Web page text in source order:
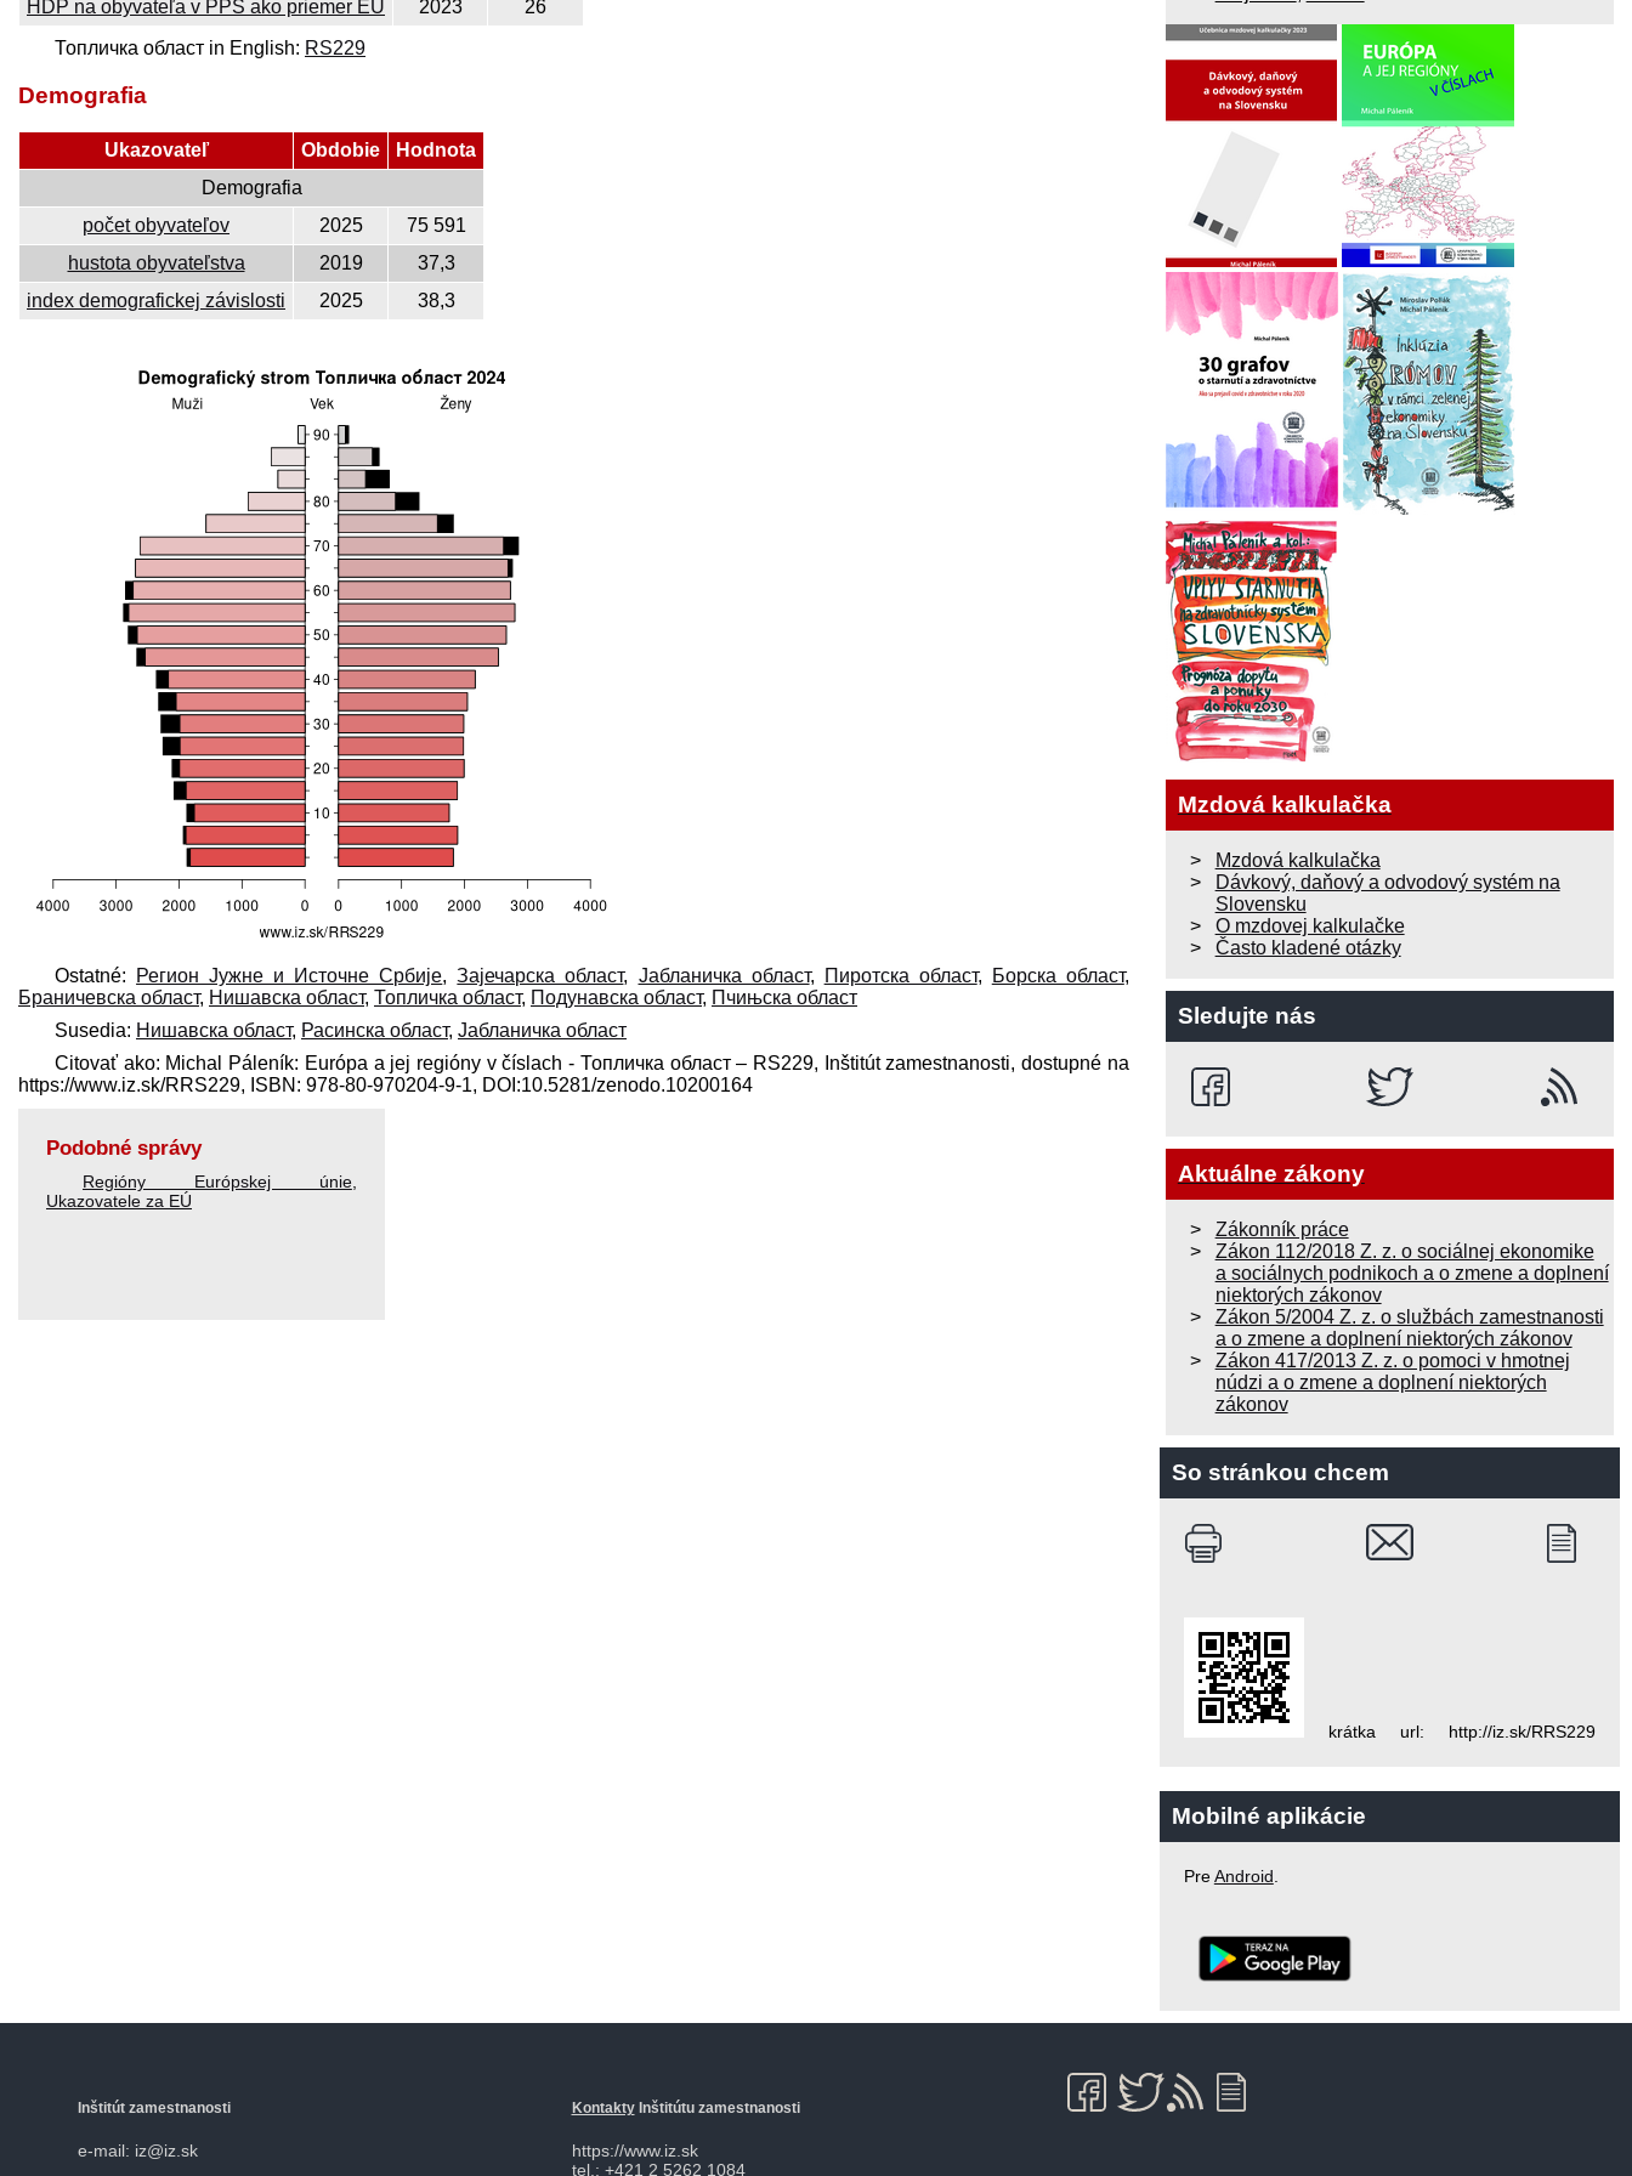
HDP na obyvateľa v PPS ako priemer EÚ 2023
26
Топличка област in English: RS229
Demografia
Ukazovateľ Obdobie
Hodnota
Demografia
počet obyvateľov
2025
75 591
hustota obyvateľstva
2019
37,3
index demografickej závislosti
2025 38,3
Ostatné: Регион Јужне и Источне Србије,Зајечарска област, Јабланичка област, Пиротска област, Борска област,
Браничевска област, Нишавска област, Топличка област, Подунавска област, Пчињска област
Susedia: Нишавска област, Расинска област, Јабланичка област
Citovať ako: Michal Páleník: Európa a jej regióny v číslach - Топличка област – RS229, Inštitút zamestnanosti, dostupné na
https://www.iz.sk/​RRS229, ISBN: 978-80-970204-9-1, DOI:10.5281/zenodo.10200164
Podobné správy
Regióny Európskej únie,
Ukazovatele za EÚ
Mzdová kalkulačka
Mzdová kalkulačka
Dávkový, daňový a odvodový systém na
Slovensku
O mzdovej kalkulačke
Často kladené otázky
Sledujte nás
Aktuálne zákony
Zákonník práce
Zákon 112/2018 Z. z. o sociálnej ekonomike
a sociálnych podnikoch a o zmene a doplnení
niektorých zákonov
Zákon 5/2004 Z. z. o službách zamestnanosti
a o zmene a doplnení niektorých zákonov
Zákon 417/2013 Z. z. o pomoci v hmotnej
núdzi a o zmene a doplnení niektorých
zákonov
So stránkou chcem
krátka url: http://iz.sk/RRS229
Mobilné aplikácie
PreAndroid
Inštitút zamestnanosti
e-mail: iz@iz.sk
KontaktyInštitútu zamestnanosti
https://www.iz.sk
tel.: +421 2 5262 1084